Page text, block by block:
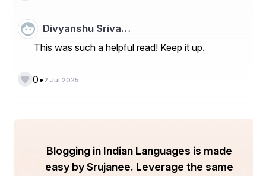
Divyanshu Sriva…
This was such a helpful read! Keep it up.
0• 2 Jul 2025
Blogging in Indian Languages is made
easy by Srujanee. Leverage the same